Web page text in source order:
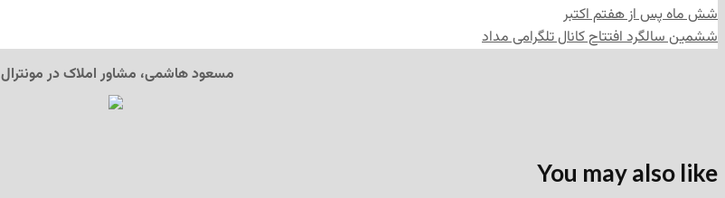
شش ماه پس از هفتم اکتبر
ششمین سالگرد افتتاح کانال تلگرامی مداد
مسعود هاشمی، مشاور املاک در مونترال
You may also like